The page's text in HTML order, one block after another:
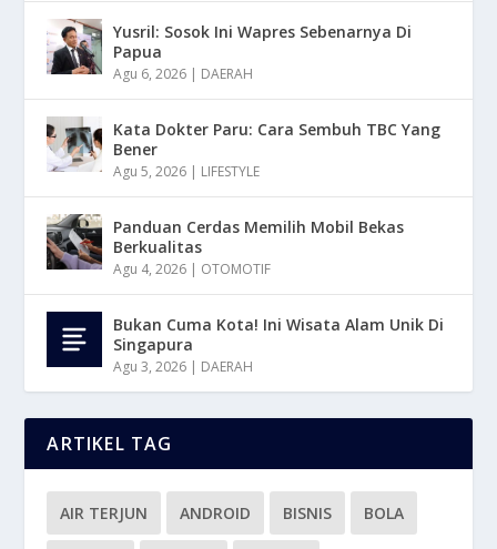
Yusril: Sosok Ini Wapres Sebenarnya Di
Papua
Agu 6, 2026 | DAERAH
Kata Dokter Paru: Cara Sembuh TBC Yang
Bener
Agu 5, 2026 | LIFESTYLE
Panduan Cerdas Memilih Mobil Bekas
Berkualitas
Agu 4, 2026 | OTOMOTIF
Bukan Cuma Kota! Ini Wisata Alam Unik Di
Singapura
Agu 3, 2026 | DAERAH
ARTIKEL TAG
AIR TERJUN ANDROID BISNIS BOLA